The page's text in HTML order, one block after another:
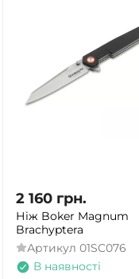
2 160 грн.
Ніж Boker Magnum
Brachyptera
Артикул 01SC076
В наявності